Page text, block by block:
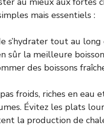
mais essentiels :
s’hydrater tout au long
sûr la meilleure
des boissons
froids, riches en eau
Évitez les plats
la production de